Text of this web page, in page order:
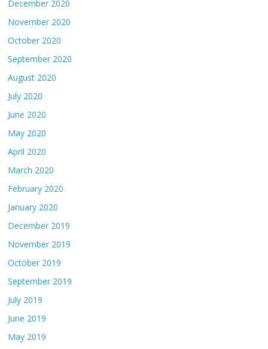
December 2020
November 2020
October 2020
September 2020
August 2020
July 2020
June 2020
May 2020
April 2020
March 2020
February 2020
January 2020
December 2019
November 2019
October 2019
September 2019
July 2019
June 2019
May 2019